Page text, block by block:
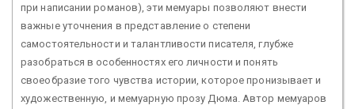
при написании романов), эти мемуары позволяют внести
важные уточнения в представление о степени
самостоятельности и талантливости писателя, глубже
разобраться в особенностях его личности и понять
своеобразие того чувства истории, которое пронизывает и
художественную, и мемуарную прозу Дюма. Автор мемуаров